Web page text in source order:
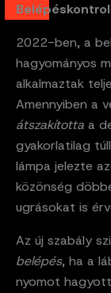
2022-ben, a
hagyományos
alkalmaztak
Amennyiben a
átszakította a
gyakorlatilag
lámpa jelezte
közönség
ugrásokat is
Az új szabály
belépés, ha a
nyomot